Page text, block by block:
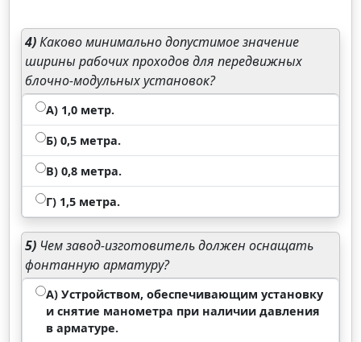
4)Каково минимально допустимое значение
ширины рабочих проходов для передвижных
блочно-модульных установок?
А) 1,0 метр.
Б) 0,5 метра.
В) 0,8 метра.
Г) 1,5 метра.
5) Чем завод-изготовитель должен оснащать
фонтанную арматуру?
А) Устройством, обеспечивающим установку
и снятие манометра при наличии давления
в арматуре.